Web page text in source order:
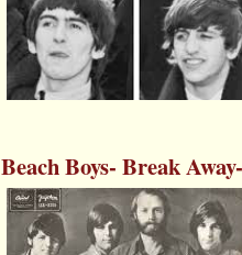
Beach Boys- Break